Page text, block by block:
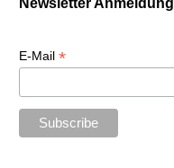
E-Mail *